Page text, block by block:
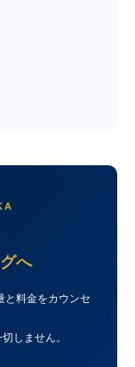
へ
と料金をカウンセ
しません。